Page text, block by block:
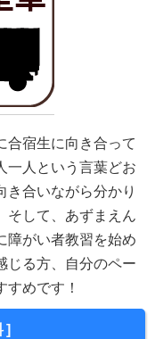
合宿生に向き合って
一人という言葉どお
き合いながら分かり
そして、あずまえん
障がい者教習を始め
じる方、自分のペー
めです！
]